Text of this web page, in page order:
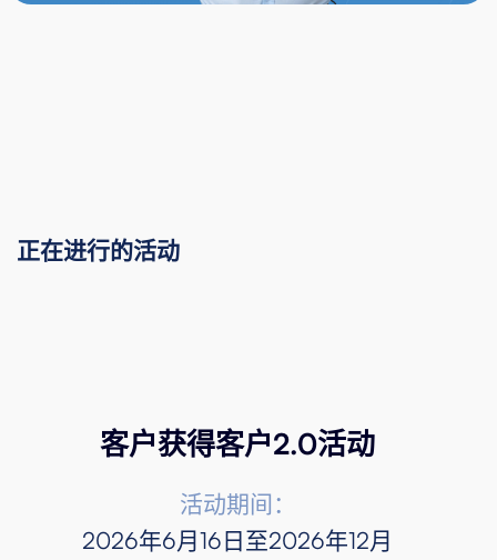
正在进行的活动
客户获得客户2.0活动
活动期间：
2026年6月16日至2026年12月